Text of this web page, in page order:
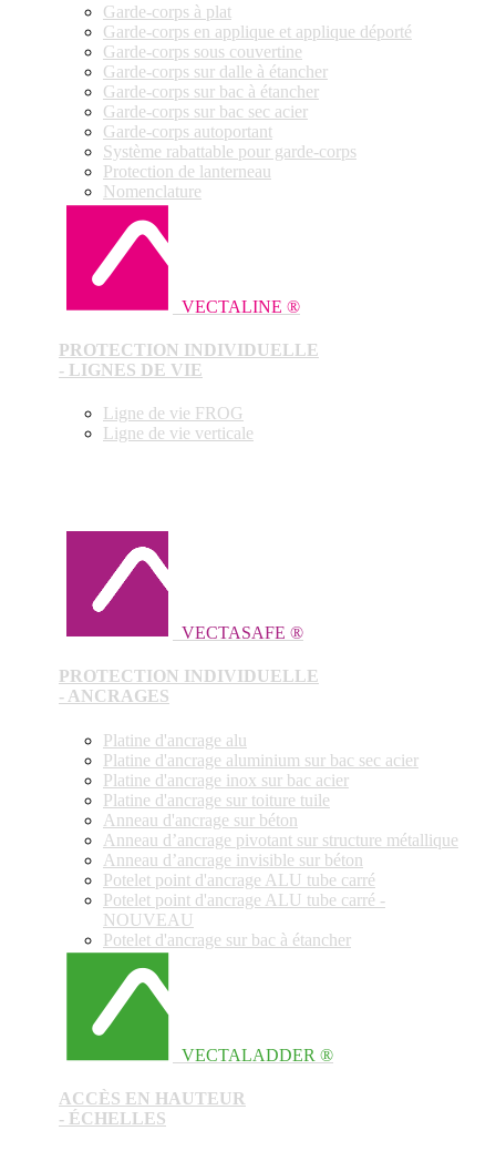
Garde-corps à plat
Garde-corps en applique et applique déporté
Garde-corps sous couvertine
Garde-corps sur dalle à étancher
Garde-corps sur bac à étancher
Garde-corps sur bac sec acier
Garde-corps autoportant
Système rabattable pour garde-corps
Protection de lanterneau
Nomenclature
VECTALINE ®
PROTECTION INDIVIDUELLE
- LIGNES DE VIE
Ligne de vie FROG
Ligne de vie verticale
VECTASAFE ®
PROTECTION INDIVIDUELLE
- ANCRAGES
Platine d'ancrage alu
Platine d'ancrage aluminium sur bac sec acier
Platine d'ancrage inox sur bac acier
Platine d'ancrage sur toiture tuile
Anneau d'ancrage sur béton
Anneau d’ancrage pivotant sur structure métallique
Anneau d’ancrage invisible sur béton
Potelet point d'ancrage ALU tube carré
Potelet point d'ancrage ALU tube carré -
NOUVEAU
Potelet d'ancrage sur bac à étancher
VECTALADDER ®
ACCÈS EN HAUTEUR
- ÉCHELLES